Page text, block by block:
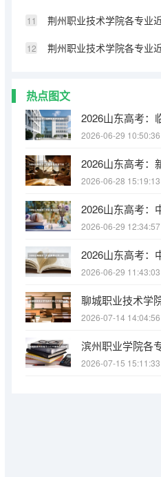
热点图文
2026-06-29 10:50:36
2026-06-28 15:19:13
2026-06-29 12:34:57
2026-06-29 11:43:03
2026-07-14 14:04:56
2026-07-15 15:11:33